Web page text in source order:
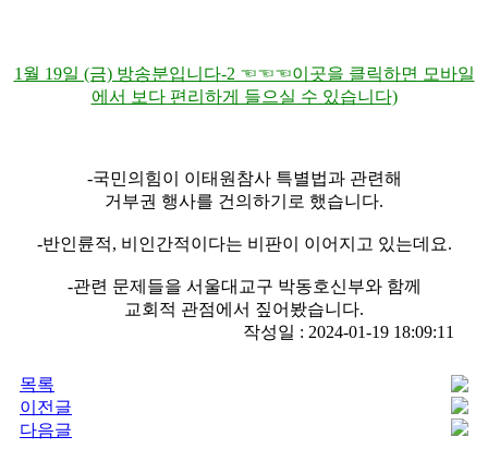
1월 19일 (금) 방송분입니다-2 ☜☜☜이곳을 클릭하면 모바일
에서 보다 편리하게 들으실 수 있습니다)
-국민의힘이 이태원참사 특별법과 관련해
거부권 행사를 건의하기로 했습니다.
-반인륜적, 비인간적이다는 비판이 이어지고 있는데요.
-관련 문제들을 서울대교구 박동호신부와 함께
교회적 관점에서 짚어봤습니다.
작성일 : 2024-01-19 18:09:11
목록
이전글
다음글